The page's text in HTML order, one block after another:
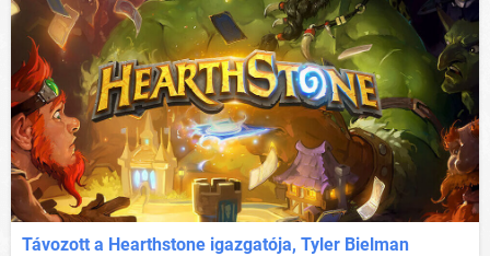
Távozott a Hearthstone igazgatója, Tyler Bielman